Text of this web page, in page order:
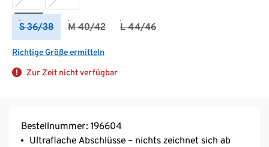
S 36/38 M 40/42 L 44/46
Richtige Größe ermitteln
Zur Zeit nicht verfügbar
Bestellnummer: 196604
Ultraflache Abschlüsse – nichts zeichnet sich ab